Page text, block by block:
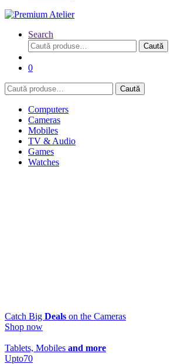
Search
Caută
după:
Caută
0
Caută
după:
Caută
Computers
Cameras
Mobiles
TV & Audio
Games
Watches
Catch Big Deals on the Cameras
Shop now
Tablets, Mobiles and more
Upto70